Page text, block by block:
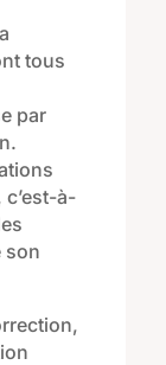
tous
par
.
à-
s
son